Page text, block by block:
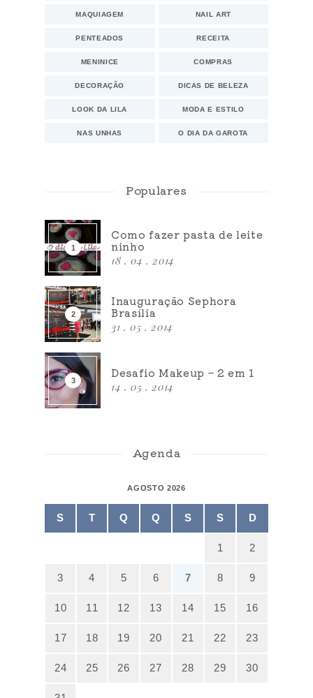
MAQUIAGEM NAIL ART
PENTEADOS RECEITA
MENINICE COMPRAS
DECORAÇÃO DICAS DE BELEZA
LOOK DA LILA MODA E ESTILO
NAS UNHAS O DIA DA GAROTA
Populares
Como fazer pasta de leite
ninho
18 . 04 . 2014
Inauguração Sephora
Brasília
31 . 05 . 2014
Desafio Makeup – 2 em 1
14 . 05 . 2014
Agenda
AGOSTO 2026
S T Q Q S S D
1 2
3 4 5 6 7 8 9
10 11 12 13 14 15 16
17 18 19 20 21 22 23
24 25 26 27 28 29 30